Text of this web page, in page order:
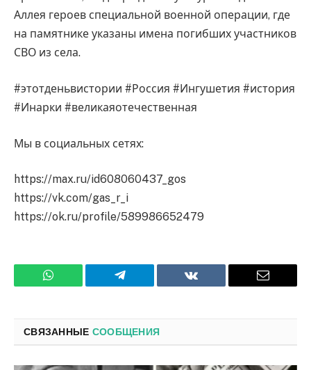
Аллея героев специальной военной операции, где
на памятнике указаны имена погибших участников
СВО из села.
#этотденьвистории #Россия #Ингушетия #история
#Инарки #великаяотечественная
Мы в социальных сетях:
https://max.ru/id608060437_gos
https://vk.com/gas_r_i
https://ok.ru/profile/589986652479
WhatsApp Телеграмм ВКонтакте
СВЯЗАННЫЕ СООБЩЕНИЯ